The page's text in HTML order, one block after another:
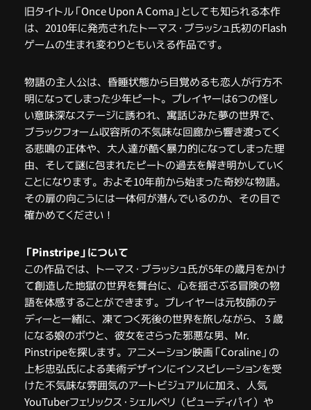
旧タイトル「Once Upon A Coma」としても知られる本作
は、2010年に発売されたトーマス・ブラッシュ氏初のFlash
ゲームの生まれ変わりともいえる作品です。
物語の主人公は、昏睡状態から目覚めるも恋人が行方不
明になってしまった少年ピート。プレイヤーは6つの怪し
い意味深なステージに誘われ、寓話じみた夢の世界で、
ブラックフォーム収容所の不気味な回廊から響き渡ってく
る悲鳴の正体や、大人達が酷く暴力的になってしまった理
由、そして謎に包まれたピートの過去を解き明かしていく
ことになります。およそ10年前から始まった奇妙な物語。
その扉の向こうには一体何が潜んでいるのか、その目で
確かめてください！
「Pinstripe」について
この作品では、トーマス・ブラッシュ氏が5年の歳月をかけ
て創造した地獄の世界を舞台に、心を揺さぶる冒険の物
語を体感することができます。プレイヤーは元牧師のテ
ディーと一緒に、凍てつく死後の世界を旅しながら、３歳
になる娘のボウと、彼女をさらった邪悪な男、Mr.
Pinstripeを探します。アニメーション映画「Coraline」の
上杉忠弘氏による美術デザインにインスピレーションを受
けた不気味な雰囲気のアートビジュアルに加え、人気
YouTuberフェリックス・シェルベリ（ピューディパイ）や